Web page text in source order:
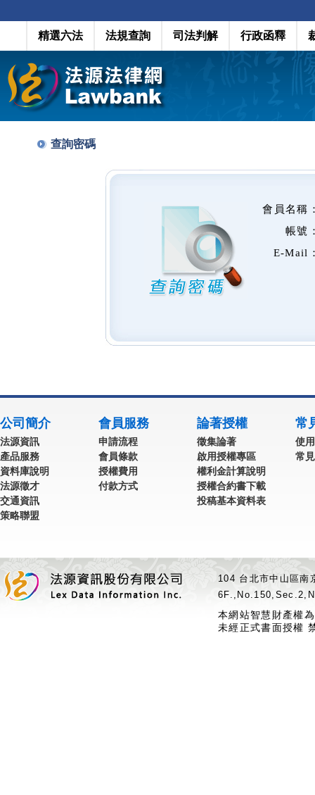
精選六法 法規查詢 司法判解 行政函釋
查詢密碼
會員名稱
帳號
E-Mail
公司簡介
法源資訊
產品服務
資料庫說明
法源徵才
交通資訊
策略聯盟
會員服務
申請流程
會員條款
授權費用
付款方式
論著授權
徵集論著
啟用授權專區
權利金計算說明
授權合約書下載
投稿基本資料表
常
使
常
104 台北市中山區
本網站智慧財產權
未經正式書面授權